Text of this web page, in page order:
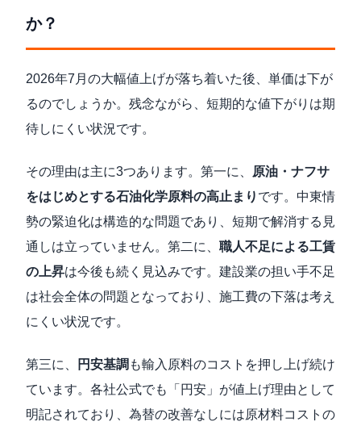
か？
2026年7月の大幅値上げが落ち着いた後、単価は下が
るのでしょうか。残念ながら、短期的な値下がりは期
待しにくい状況です。
その理由は主に3つあります。第一に、
原油・ナフサ
をはじめとする石油化学原料の高止まり です。中東情
勢の緊迫化は構造的な問題であり、短期で解消する見
通しは立っていません。第二に、 職人不足による工賃
の上昇は今後も続く見込みです。建設業の担い手不足
は社会全体の問題となっており、施工費の下落は考え
にくい状況です。
第三に、 円安基調 も輸入原料のコストを押し上げ続け
ています。各社公式でも「円安」が値上げ理由として
明記されており、為替の改善なしには原材料コストの